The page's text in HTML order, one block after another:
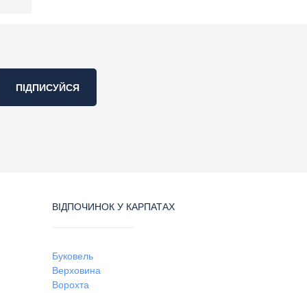
ПІДПИСУЙСЯ
ВІДПОЧИНОК У КАРПАТАХ
Буковель
Верховина
Ворохта